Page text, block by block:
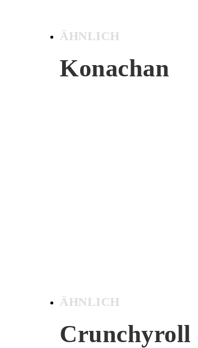
ÄHNLICH
Konachan
ÄHNLICH
Crunchyroll